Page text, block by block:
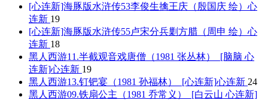
[心连新]海豚版水浒传53李俊生擒王庆（殷国庆 绘） 心
连新 19
[心连新]海豚版水浒传55卢宋分兵剿方腊（周申 绘） 心
连新 18
黑人西游11.半截观音戏唐僧（1981 张丛林）_[脑脑 心
连新]心连新 19
黑人西游13.钉钯宴（1981 孙福林）_[心连新]心连新 24
黑人西游09.铁扇公主（1981 乔常义）_[白云山 心连新]